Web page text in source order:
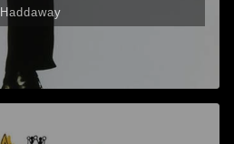
Haddaway